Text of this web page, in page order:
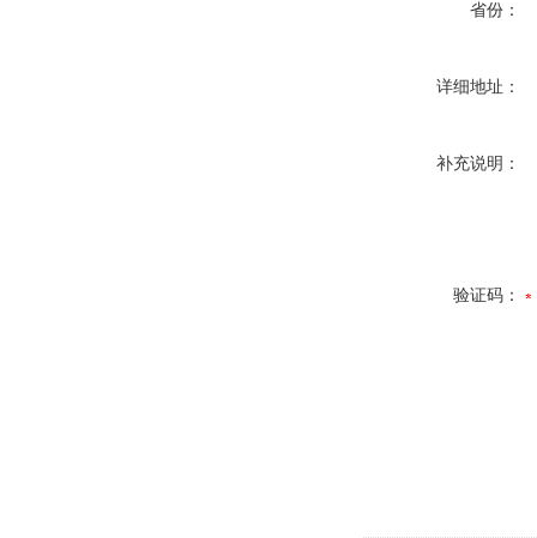
省份：
详细地址：
补充说明：
验证码：